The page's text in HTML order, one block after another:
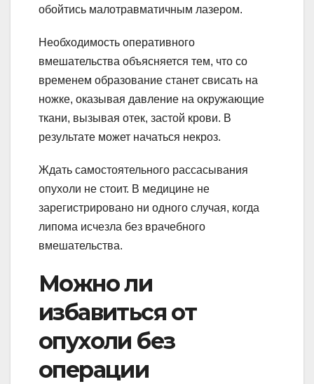
обойтись малотравматичным лазером.
Необходимость оперативного
вмешательства объясняется тем, что со
временем образование станет свисать на
ножке, оказывая давление на окружающие
ткани, вызывая отек, застой крови. В
результате может начаться некроз.
Ждать самостоятельного рассасывания
опухоли не стоит. В медицине не
зарегистрировано ни одного случая, когда
липома исчезла без врачебного
вмешательства.
Можно ли
избавиться от
опухоли без
операции